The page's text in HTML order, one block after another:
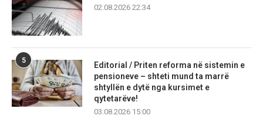
02.08.2026 22:34
5
Editorial / Priten reforma në sistemin e
pensioneve – shteti mund ta marrë
shtyllën e dytë nga kursimet e
qytetarëve!
03.08.2026 15:00